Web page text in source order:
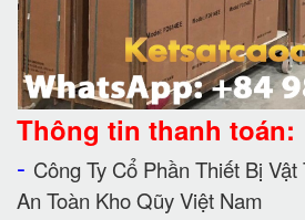
Thông tin thanh toán:
- Công Ty Cổ Phần Thiết Bị
An Toàn Kho Qũy Việt Nam